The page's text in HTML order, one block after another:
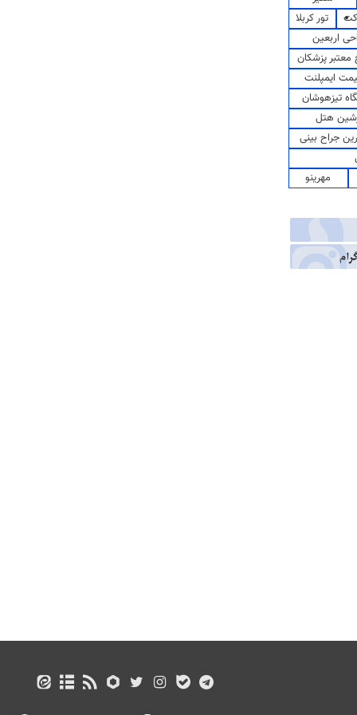
تور کربلا
اربعین
پزشکان
ایمپلنت
تیزهوشان
هتل
جراح بینی
مهرینو